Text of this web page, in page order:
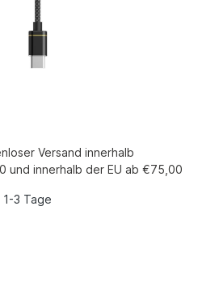
Versand innerhalb
und innerhalb der EU ab €75,00
3 Tage